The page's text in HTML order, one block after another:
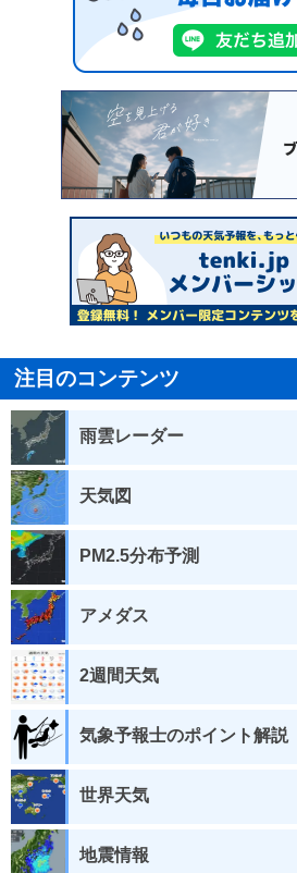
注目のコンテンツ
雨雲レーダー
天気図
PM2.5分布予測
アメダス
2週間天気
気象予報士のポイント解説
世界天気
地震情報